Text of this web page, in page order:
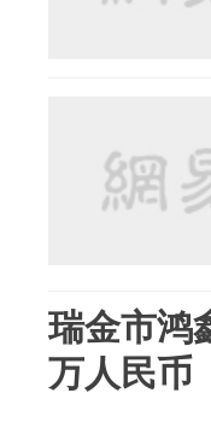
瑞金市鸿
万人民币